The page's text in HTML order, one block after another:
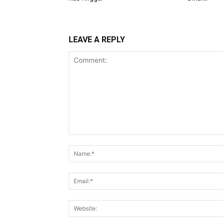
LEAVE A REPLY